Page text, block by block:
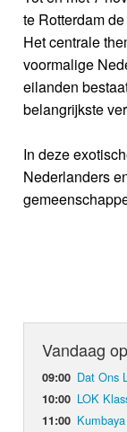
te Rotterdam
Het centrale
voormalige
eilanden
belangrijkste
In deze
Nederlanders
Vandaag
09:00 Dat Ons
10:00 LOK
11:00